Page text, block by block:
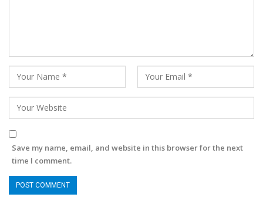
Save my name, email, and website in this browser for the next
time I comment.